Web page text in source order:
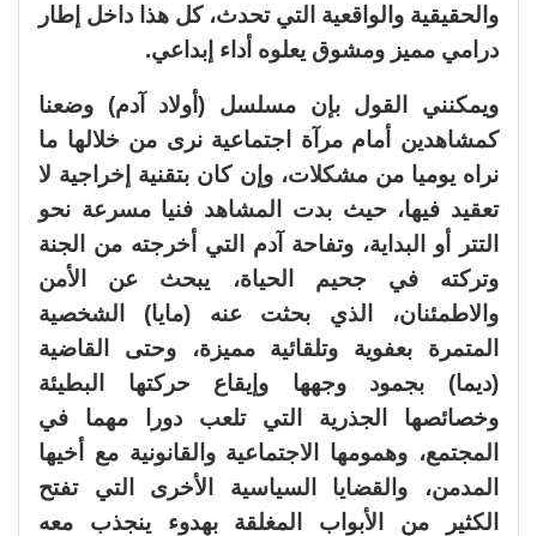
والحقيقية والواقعية التي تحدث، كل هذا داخل إطار
درامي مميز ومشوق يعلوه أداء إبداعي.
ويمكنني القول بإن مسلسل (أولاد آدم) وضعنا
كمشاهدين أمام مرآة اجتماعية نرى من خلالها ما
نراه يوميا من مشكلات، وإن كان بتقنية إخراجية لا
تعقيد فيها، حيث بدت المشاهد فنيا مسرعة نحو
التتر أو البداية، وتفاحة آدم التي أخرجته من الجنة
وتركته في جحيم الحياة، يبحث عن الأمن
والاطمئنان، الذي بحثت عنه (مايا) الشخصية
المتمرة بعفوية وتلقائية مميزة، وحتى القاضية
(ديما) بجمود وجهها وإيقاع حركتها البطيئة
وخصائصها الجذرية التي تلعب دورا مهما في
المجتمع، وهمومها الاجتماعية والقانونية مع أخيها
المدمن، والقضايا السياسية الأخرى التي تفتح
الكثير من الأبواب المغلقة بهدوء ينجذب معه